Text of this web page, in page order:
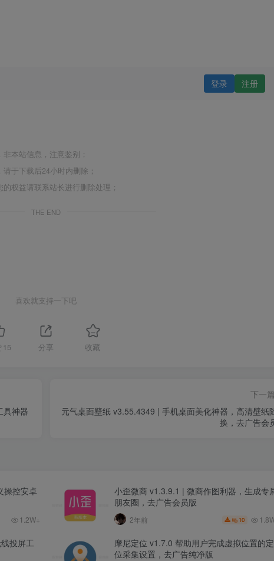
登录 注册
本站信息，注意鉴别；
于下载后24小时内删除；
权益请联系站长进行删除处理；
THE END
喜欢就支持一下吧
15 分享 收藏
具神器
下一篇
元气桌面壁纸 v3.55.4349 | 手机桌面美化神器，高清壁纸
换，去广告会
操控安卓
1.2W+
小歪微商 v1.3.9.1 | 微商作图利器，生成专
朋友圈，去广告会员版
2年前 10
投屏工
摩尼定位 v1.7.0 帮助用户完成虚拟位置的定
位采集设置，去广告纯净版